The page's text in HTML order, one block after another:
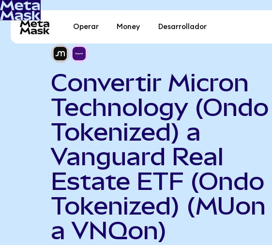
Operar Money Desarrollador
Convertir Micron
Technology (Ondo
Tokenized) a
Vanguard Real
Estate ETF (Ondo
Tokenized) (MUon
a VNQon)